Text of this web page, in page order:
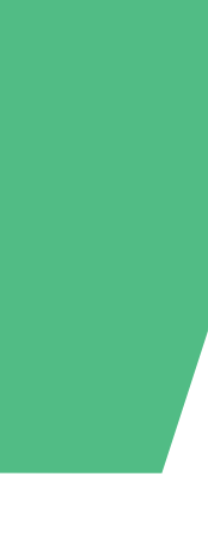
Packs
à l'utilisation avec des